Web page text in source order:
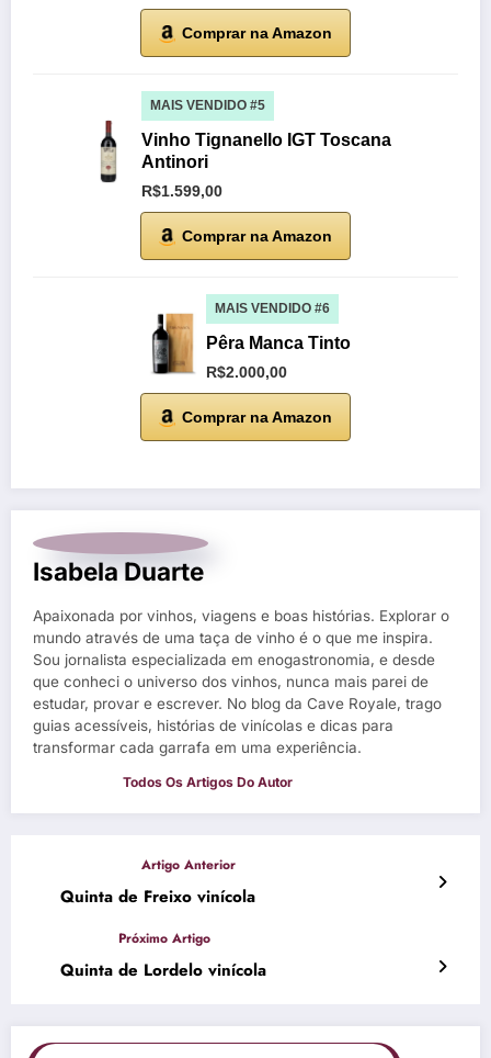
Comprar na Amazon
MAIS VENDIDO #5
Vinho Tignanello IGT Toscana
Antinori
R$1.599,00
Comprar na Amazon
MAIS VENDIDO #6
Pêra Manca Tinto
R$2.000,00
Comprar na Amazon
Isabela Duarte
Apaixonada por vinhos, viagens e boas histórias. Explorar o
mundo através de uma taça de vinho é o que me inspira.
Sou jornalista especializada em enogastronomia, e desde
que conheci o universo dos vinhos, nunca mais parei de
estudar, provar e escrever. No blog da Cave Royale, trago
guias acessíveis, histórias de vinícolas e dicas para
transformar cada garrafa em uma experiência.
Quinta de Freixo vinícola
Quinta de Lordelo vinícola